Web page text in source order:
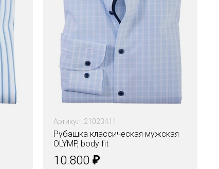
Артикул: 21023411
Рубашка классическая мужская
OLYMP, body fit
10.800 ₽